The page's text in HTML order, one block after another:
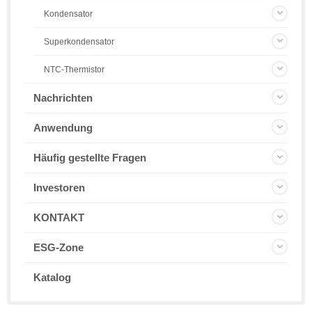
Kondensator
Superkondensator
NTC-Thermistor
Nachrichten
Anwendung
Häufig gestellte Fragen
Investoren
KONTAKT
ESG-Zone
Katalog